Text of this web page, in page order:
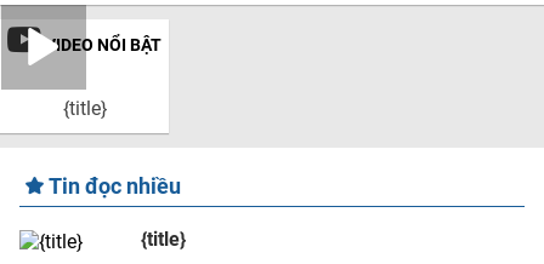
VIDEO NỔI BẬT
{title}
Tin đọc nhiều
{title}